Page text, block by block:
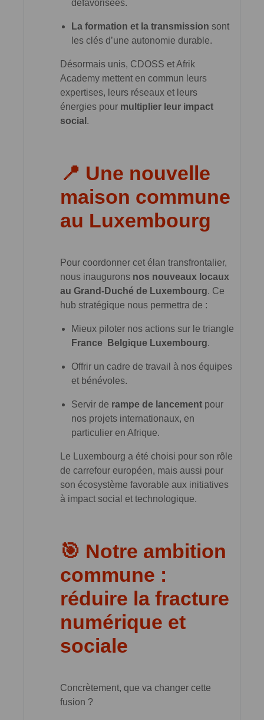
défavorisées.
La formation et la transmission sont
les clés d’une autonomie durable.
Désormais unis, CDOSS et Afrik
Academy mettent en commun leurs
expertises, leurs réseaux et leurs
énergies pour multiplier leur impact
social .
📍 Une nouvelle
maison commune
au Luxembourg
Pour coordonner cet élan transfrontalier,
nous inaugurons nos nouveaux locaux
au Grand-Duché de Luxembourg. Ce
hub stratégique nous permettra de :
Mieux piloter nos actions sur le triangle
France Belgique Luxembourg.
Offrir un cadre de travail à nos équipes
et bénévoles.
Servir de rampe de lancement pour
nos projets internationaux, en
particulier en Afrique.
Le Luxembourg a été choisi pour son rôle
de carrefour européen, mais aussi pour
son écosystème favorable aux initiatives
à impact social et technologique.
🎯 Notre ambition
commune :
réduire la fracture
numérique et
sociale
Concrètement, que va changer cette
fusion ?